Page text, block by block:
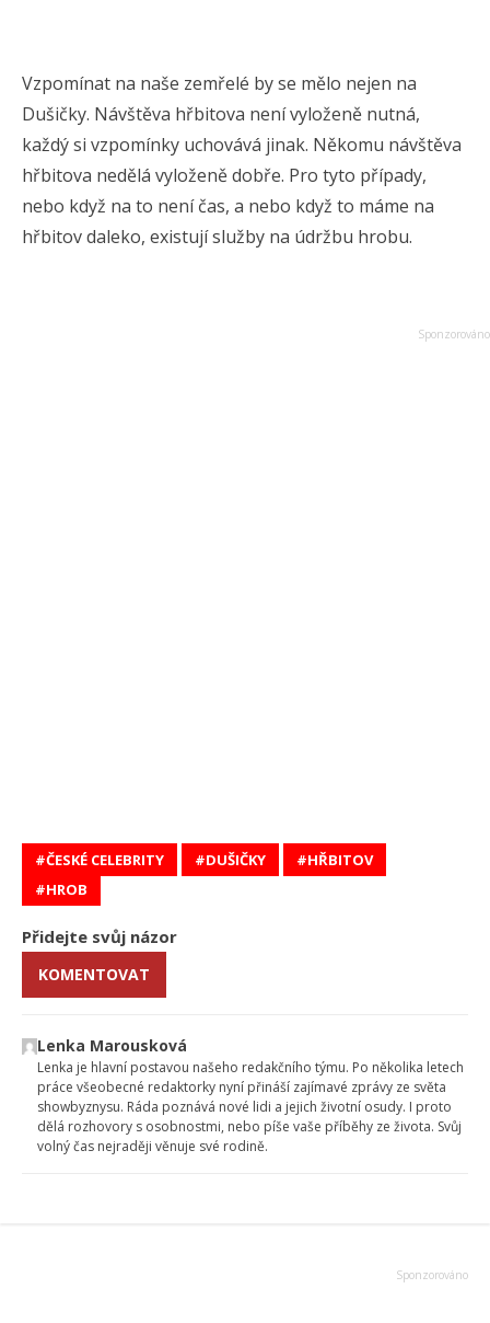
Vzpomínat na naše zemřelé by se mělo nejen na
Dušičky. Návštěva hřbitova není vyloženě nutná,
každý si vzpomínky uchovává jinak. Někomu návštěva
hřbitova nedělá vyloženě dobře. Pro tyto případy,
nebo když na to není čas, a nebo když to máme na
hřbitov daleko, existují služby na údržbu hrobu.
ČESKÉ CELEBRITY DUŠIČKY
HŘBITOV
HROB
Přidejte svůj názor
KOMENTOVAT
Lenka Marousková
Lenka je hlavní postavou našeho redakčního týmu. Po několika letech
práce všeobecné redaktorky nyní přináší zajímavé zprávy ze světa
showbyznysu. Ráda poznává nové lidi a jejich životní osudy. I proto
dělá rozhovory s osobnostmi, nebo píše vaše příběhy ze života. Svůj
volný čas nejraději věnuje své rodině.